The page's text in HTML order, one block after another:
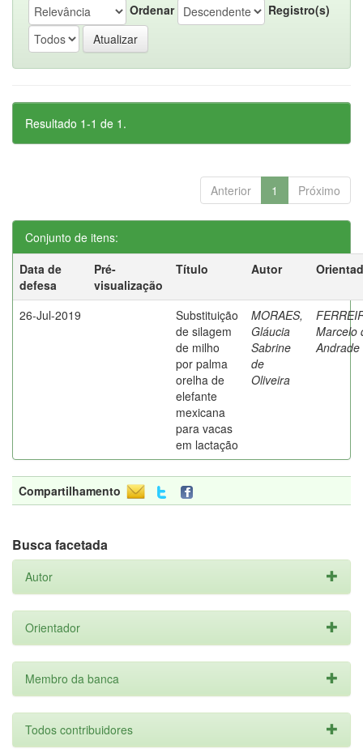
Ordenar
Registro(s)
Resultado 1-1 de 1.
Anterior 1 Próximo
Conjunto de itens:
Data de
defesa
Pré-
visualização
Título Autor
26-Jul-2019
Substituição
de silagem
de milho
por palma
orelha de
elefante
mexicana
para vacas
em lactação
MORAES,
Gláucia
Sabrine
de
Oliveira
Marcelo
Andrade
Compartilhamento
Busca facetada
Autor
Orientador
Membro da banca
Todos contribuidores